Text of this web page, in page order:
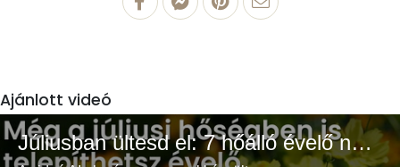
Ajánlott videó
Júliusban ültesd el: 7 hőálló évelő növény a színes és buja kertért